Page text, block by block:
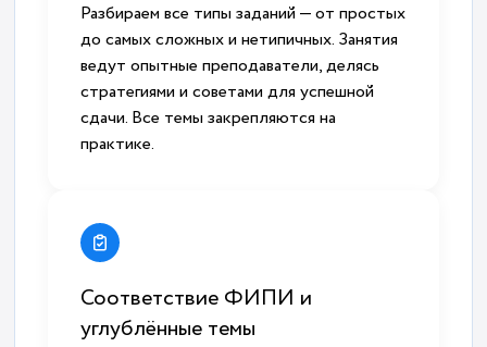
Разбираем все типы заданий — от простых
до самых сложных и нетипичных. Занятия
ведут опытные преподаватели, делясь
стратегиями и советами для успешной
сдачи. Все темы закрепляются на
практике.
Соответствие ФИПИ и
углублённые темы